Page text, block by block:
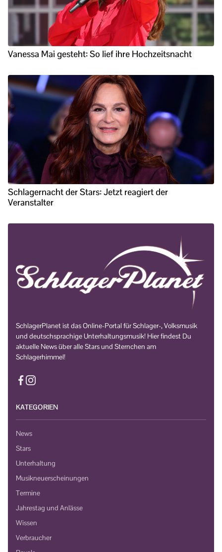
Vanessa Mai gesteht: So lief ihre Hochzeitsnacht
Schlagernacht der Stars: Jetzt reagiert der
Veranstalter
SchlagerPlanet ist das Online-Portal für Schlager-, Volksmusik
und deutschsprachige Unterhaltungsmusik! Hier findest Du
aktuelle News über alle Stars und Sternchen am
Schlagerhimmel!
KATEGORIEN
News
Stars
Unterhaltung
Musikneuerscheinungen
Termine
Jahrestag und Anlässe
Wissen
Verbraucher